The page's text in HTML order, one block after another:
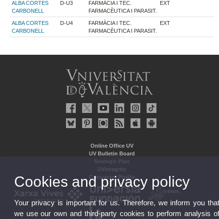
ALBA CORTES
CARBONELL
D-U3
FARMÀCIA I TEC.
FARMACÈUTICA I PARASIT.
EXT
ALBA CORTES
CARBONELL
D-U4
FARMÀCIA I TEC.
FARMACÈUTICA I PARASIT.
EXT
Online Office UV
UV Bulletin Board
Strategic Plan
UVintegrity
Contractor Profile
Cookies and privacy policy
Your privacy is important for us. Therefore, we inform you
we use our own and third-party cookies to perform analysis